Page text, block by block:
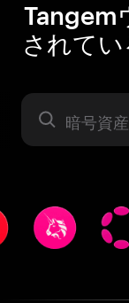
Tangem
されてい
暗号資産